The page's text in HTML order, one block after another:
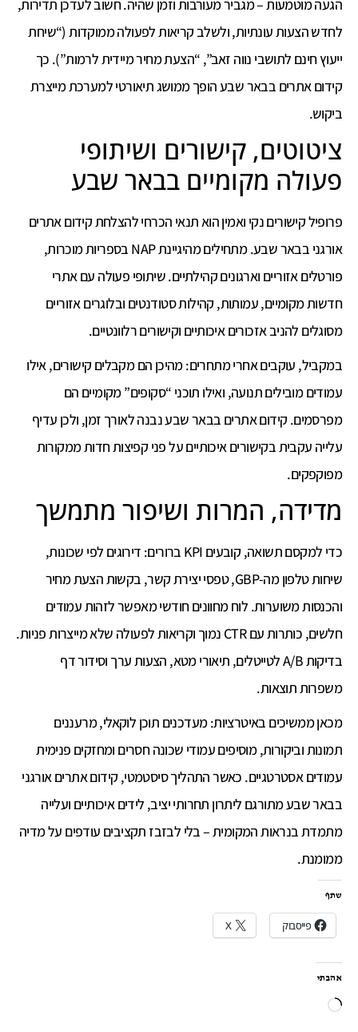
הגעה מוטמעות – מגביר מעורבות וזמן שהיה. חשוב לעדכן תדירות,
לחדש הצעות עונתיות, ולשלב קריאות לפעולה ממוקדות (“שיחת
ייעוץ חינם לתושבי נווה זאב”, “הצעת מחיר מיידית לרמות”). כך
קידום אתרים בבאר שבע הופך ממושג תיאורטי למערכת מייצרת
ביקוש.
ציטוטים, קישורים ושיתופי
פעולה מקומיים בבאר שבע
פרופיל קישורים נקי ואמין הוא תנאי הכרחי להצלחת קידום אתרים
אורגני בבאר שבע. מתחילים מהיגיינת NAP בספריות מוכרות,
פורטלים אזוריים וארגונים קהילתיים. שיתופי פעולה עם אתרי
חדשות מקומיים, עמותות, קהילות סטודנטים ובלוגרים אזוריים
מסוגלים להניב אזכורים איכותיים וקישורים רלוונטיים.
במקביל, עוקבים אחרי מתחרים: מהיכן הם מקבלים קישורים, אילו
עמודים מובילים תנועה, ואילו תוכני “סקופים” מקומיים הם
מפרסמים. קידום אתרים בבאר שבע נבנה לאורך זמן, ולכן עדיף
עלייה עקבית בקישורים איכותיים על פני קפיצות חדות ממקורות
מפוקפקים.
מדידה, המרות ושיפור מתמשך
כדי למקסם תשואה, קובעים KPI ברורים: דירוגים לפי שכונות,
שיחות טלפון מה-GBP, טפסי יצירת קשר, בקשות הצעת מחיר
והכנסות משוערות. לוח מחוונים חודשי מאפשר לזהות עמודים
חלשים, כותרות עם CTR נמוך וקריאות לפעולה שלא מייצרות פניות.
בדיקות A/B לטייטלים, תיאורי מטא, הצעות ערך וסידור דף
משפרות תוצאות.
מכאן ממשיכים באיטרציות: מעדכנים תוכן לוקאלי, מרעננים
תמונות וביקורות, מוסיפים עמודי שכונה חסרים ומחזקים פנימית
עמודים אסטרטגיים. כאשר התהליך סיסטמטי, קידום אתרים אורגני
בבאר שבע מתורגם ליתרון תחרותי יציב, לידים איכותיים ועלייה
מתמדת בנראות המקומית – בלי לבזבז תקציבים עודפים על מדיה
ממומנת.
שתף
פייסבוק X
אהבתי